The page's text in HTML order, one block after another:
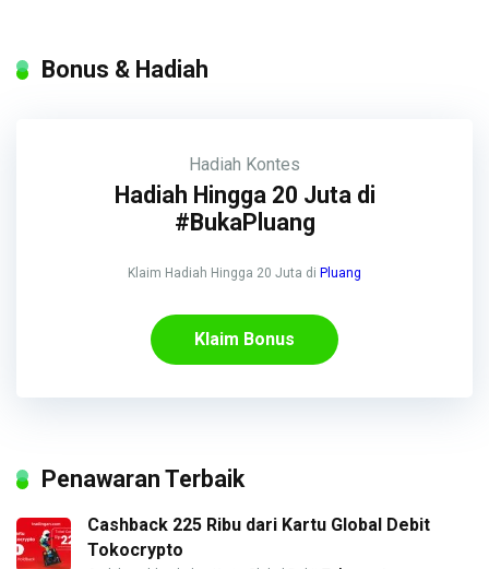
Bonus & Hadiah
Hadiah Kontes
Hadiah Hingga 20 Juta di
#BukaPluang
Klaim Hadiah Hingga 20 Juta di Pluang
Klaim Bonus
Penawaran Terbaik
Cashback 225 Ribu dari Kartu Global Debit
Tokocrypto